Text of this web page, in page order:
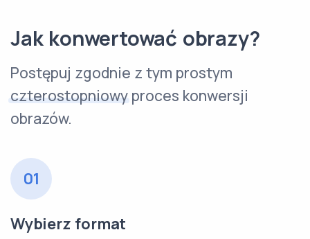
Jak konwertować obrazy?
Postępuj zgodnie z tym prostym
czterostopniowyproces konwersji
obrazów.
01
Wybierz format